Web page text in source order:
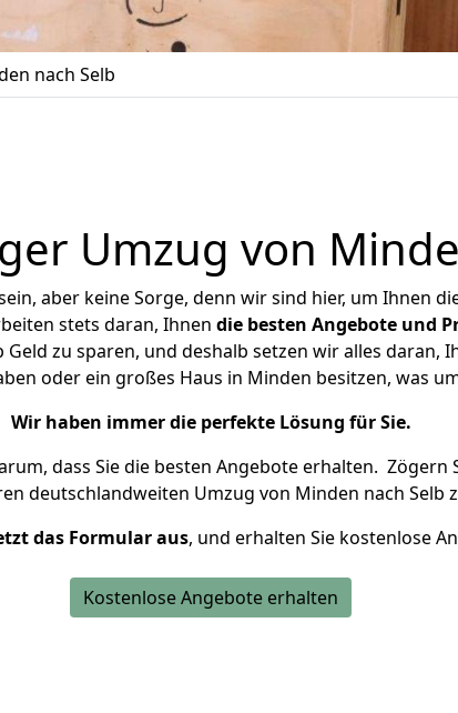
nach Selb
Umzug von
aber keine Sorge, denn wir sind hier, um Ihnen
stets daran, Ihnen die besten Angebote und
zu sparen, und deshalb setzen wir alles daran,
oder ein großes Haus in Minden besitzen, was
Wir haben immer die perfekte Lösung für Sie.
dass Sie die besten Angebote erhalten. Zögern
deutschlandweiten Umzug von Minden nach Selb
das Formular aus, und erhalten Sie kostenlose
Kostenlose Angebote erhalten